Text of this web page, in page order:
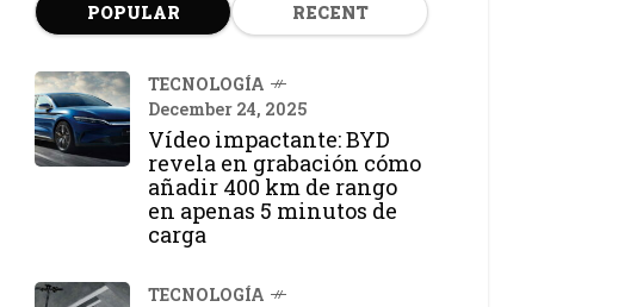
POPULAR RECENT
TECNOLOGÍA
December 24, 2025
Vídeo impactante: BYD
revela en grabación cómo
añadir 400 km de rango
en apenas 5 minutos de
carga
TECNOLOGÍA